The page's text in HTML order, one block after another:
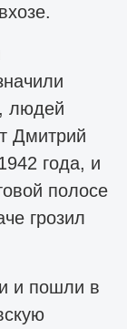
людей
Дмитрий
года, и
полосе
грозил
и пошли в